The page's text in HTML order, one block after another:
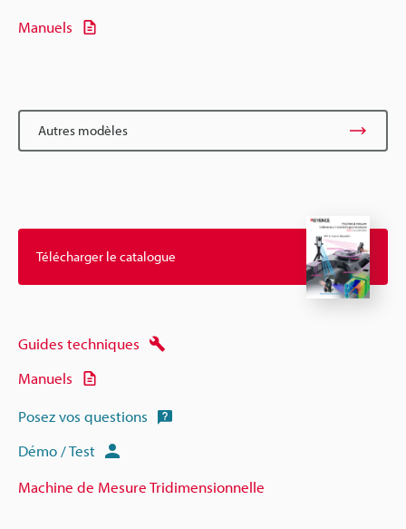
Manuels
Autres modèles
Télécharger le catalogue
Guides techniques
Manuels
Posez vos questions
Démo / Test
Machine de Mesure Tridimensionnelle